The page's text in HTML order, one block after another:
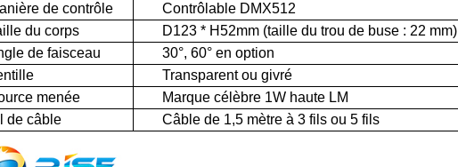
de contrôle
Contrôlable DMX512
du corps
D123 * H52mm (taille du trou de buse : 22 mm)
de faisceau
30°, 60° en option
Transparent ou givré
menée
Marque célèbre 1W haute LM
câble
Câble de 1,5 mètre à 3 fils ou 5 fils